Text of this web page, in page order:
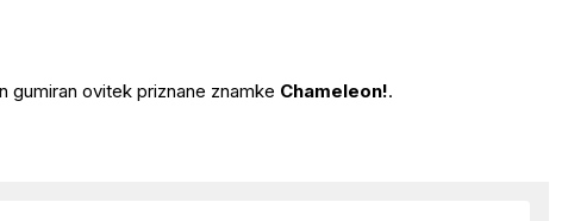
gumiran ovitek priznane znamke Chameleon!.